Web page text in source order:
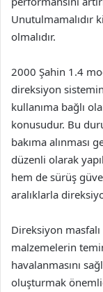
Unutulmamalıdır
olmalıdır.
2000 Şahin 1.4
direksiyon
kullanıma bağlı
konusudur. Bu
bakıma alınması
düzenli olarak
hem de sürüş
aralıklarla
Direksiyon
malzemelerin
havalanmasını
oluşturmak